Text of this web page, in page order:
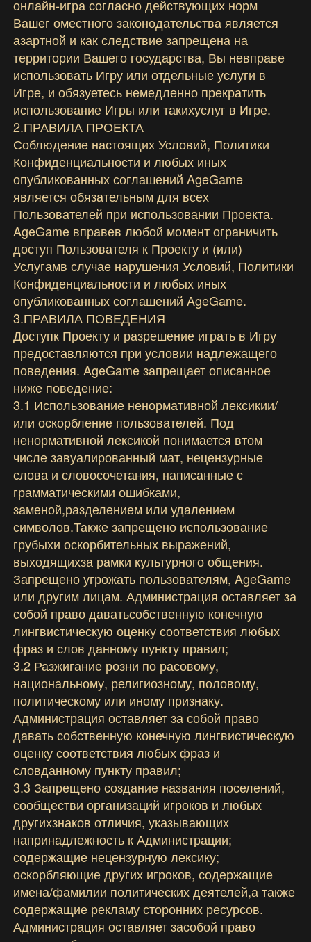
онлайн-игра согласно действующих норм
Вашег оместного законодательства является
азартной и как следствие запрещена на
территории Вашего государства, Вы невправе
использовать Игру или отдельные услуги в
Игре, и обязуетесь немедленно прекратить
использование Игры или такихуслуг в Игре.
2.ПРАВИЛА ПРОЕКТА
Соблюдение настоящих Условий, Политики
Конфиденциальности и любых иных
опубликованных соглашений AgeGame
является обязательным для всех
Пользователей при использовании Проекта.
AgeGame вправев любой момент ограничить
доступ Пользователя к Проекту и (или)
Услугамв случае нарушения Условий, Политики
Конфиденциальности и любых иных
опубликованных соглашений AgeGame.
3.ПРАВИЛА ПОВЕДЕНИЯ
Доступк Проекту и разрешение играть в Игру
предоставляются при условии надлежащего
поведения. AgeGame запрещает описанное
ниже поведение:
3.1 Использование ненормативной лексикии/
или оскорбление пользователей. Под
ненормативной лексикой понимается втом
числе завуалированный мат, нецензурные
слова и словосочетания, написанные с
грамматическими ошибками,
заменой,разделением или удалением
символов.Также запрещено использование
грубыхи оскорбительных выражений,
выходящихза рамки культурного общения.
Запрещено угрожать пользователям, AgeGame
или другим лицам. Администрация оставляет за
собой право даватьсобственную конечную
лингвистическую оценку соответствия любых
фраз и слов данному пункту правил;
3.2 Разжигание розни по расовому,
национальному, религиозному, половому,
политическому или иному признаку.
Администрация оставляет за собой право
давать собственную конечную лингвистическую
оценку соответствия любых фраз и
словданному пункту правил;
3.3 Запрещено создание названия поселений,
сообществи организаций игроков и любых
другихзнаков отличия, указывающих
напринадлежность к Администрации;
содержащие нецензурную лексику;
оскорбляющие других игроков, содержащие
имена/фамилии политических деятелей,а также
содержащие рекламу сторонних ресурсов.
Администрация оставляет засобой право